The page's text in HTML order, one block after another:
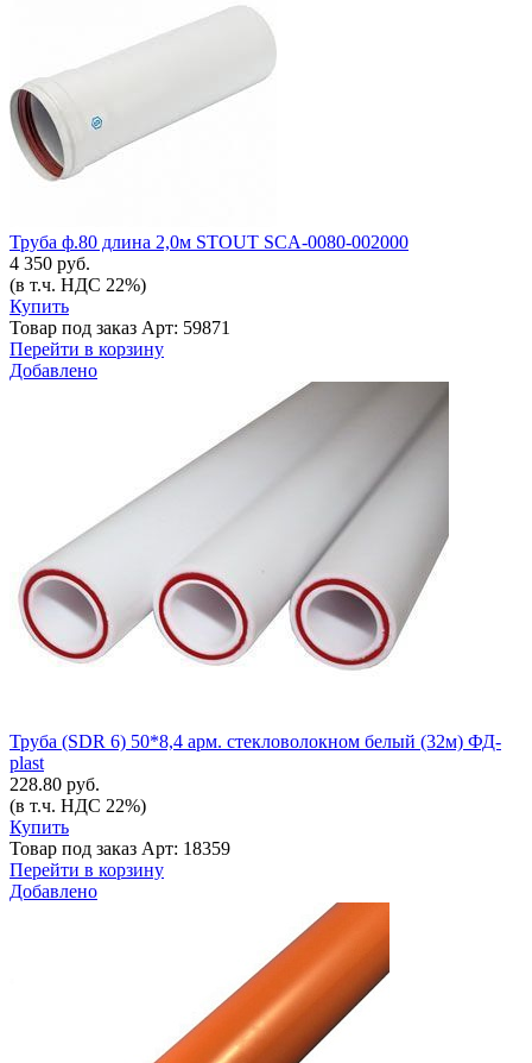
Труба ф.80 длина 2,0м STOUT SCA-0080-002000
4 350 руб.
(в т.ч. НДС 22%)
Купить
Товар под заказ Арт: 59871
Перейти в корзину
Добавлено
Труба (SDR 6) 50*8,4 арм. стекловолокном белый (32м) ФД-
plast
228.80 руб.
(в т.ч. НДС 22%)
Купить
Товар под заказ Арт: 18359
Перейти в корзину
Добавлено